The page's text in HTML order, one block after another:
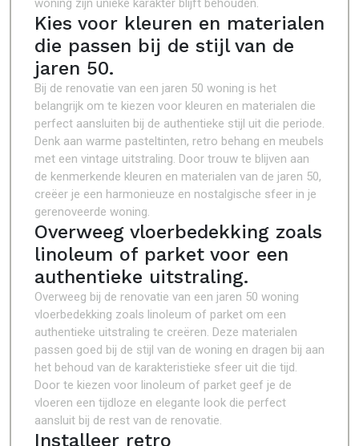
woning zijn unieke karakter blijft behouden.
Kies voor kleuren en materialen
die passen bij de stijl van de
jaren 50.
Bij de renovatie van een jaren 50 woning is het
belangrijk om te kiezen voor kleuren en materialen die
perfect aansluiten bij de authentieke stijl uit die periode.
Denk aan warme pasteltinten, retro behang en meubels
met een vintage uitstraling. Door trouw te blijven aan
de kenmerkende kleuren en materialen van de jaren 50,
creëer je een harmonieuze en nostalgische sfeer in je
gerenoveerde woning.
Overweeg vloerbedekking zoals
linoleum of parket voor een
authentieke uitstraling.
Overweeg bij de renovatie van een jaren 50 woning
vloerbedekking zoals linoleum of parket om een
authentieke uitstraling te creëren. Deze materialen
passen goed bij de stijl van de woning en dragen bij aan
het behoud van de karakteristieke sfeer uit die tijd.
Door te kiezen voor linoleum of parket geef je de
vloeren een tijdloze en elegante look die perfect
aansluit bij de rest van de renovatie.
Installeer retro